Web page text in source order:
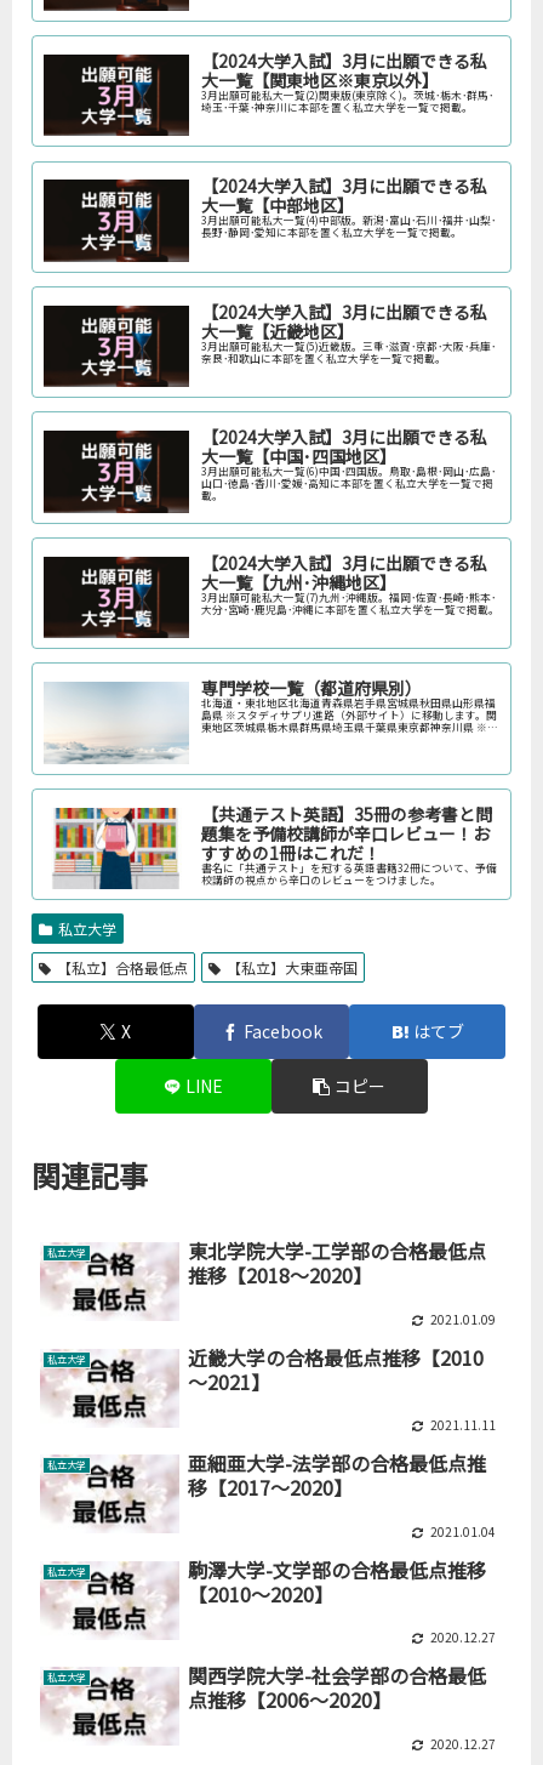
【2024大学入試】3月に出願できる私
大一覧【関東地区※東京以外】
3月出願可能私大一覧(2)関東版(東京除く)。茨城･栃木･群馬･
埼玉･千葉･神奈川に本部を置く私立大学を一覧で掲載。
【2024大学入試】3月に出願できる私
大一覧【中部地区】
3月出願可能私大一覧(4)中部版。新潟･富山･石川･福井･山梨･
長野･静岡･愛知に本部を置く私立大学を一覧で掲載。
【2024大学入試】3月に出願できる私
大一覧【近畿地区】
3月出願可能私大一覧(5)近畿版。三重･滋賀･京都･大阪･兵庫･
奈良･和歌山に本部を置く私立大学を一覧で掲載。
【2024大学入試】3月に出願できる私
大一覧【中国･四国地区】
3月出願可能私大一覧(6)中国･四国版。鳥取･島根･岡山･広島･
山口･徳島･香川･愛媛･高知に本部を置く私立大学を一覧で掲
載。
【2024大学入試】3月に出願できる私
大一覧【九州･沖縄地区】
3月出願可能私大一覧(7)九州･沖縄版。福岡･佐賀･長崎･熊本･
大分･宮崎･鹿児島･沖縄に本部を置く私立大学を一覧で掲載。
専門学校一覧（都道府県別）
北海道・東北地区北海道青森県岩手県宮城県秋田県山形県福
島県 ※スタディサプリ進路（外部サイト）に移動します。関
東地区茨城県栃木県群馬県埼玉県千葉県東京都神奈川県 ※ス
【共通テスト英語】35冊の参考書と問
題集を予備校講師が辛口レビュー！お
すすめの1冊はこれだ！
書名に「共通テスト」を冠する英語書籍32冊について、予備
校講師の視点から辛口のレビューをつけました。
私立大学
【私立】合格最低点
【私立】大東亜帝国
X Facebook はてブ
LINE コピー
関連記事
私立大学
東北学院大学-工学部の合格最低点
推移【2018～2020】
2021.01.09
私立大学
近畿大学の合格最低点推移【2010
～2021】
2021.11.11
私立大学
亜細亜大学-法学部の合格最低点推
移【2017～2020】
2021.01.04
私立大学
駒澤大学-文学部の合格最低点推移
【2010～2020】
2020.12.27
私立大学
関西学院大学-社会学部の合格最低
点推移【2006～2020】
2020.12.27